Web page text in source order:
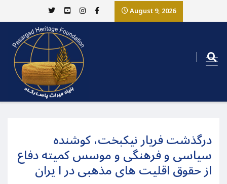
August 9, 2026
درگذشت فریار نیکبخت، کوشنده
سیاسی و فرهنگی و موسس کمیته دفاع
از حقوق اقلیت های مذهبی در ا یران